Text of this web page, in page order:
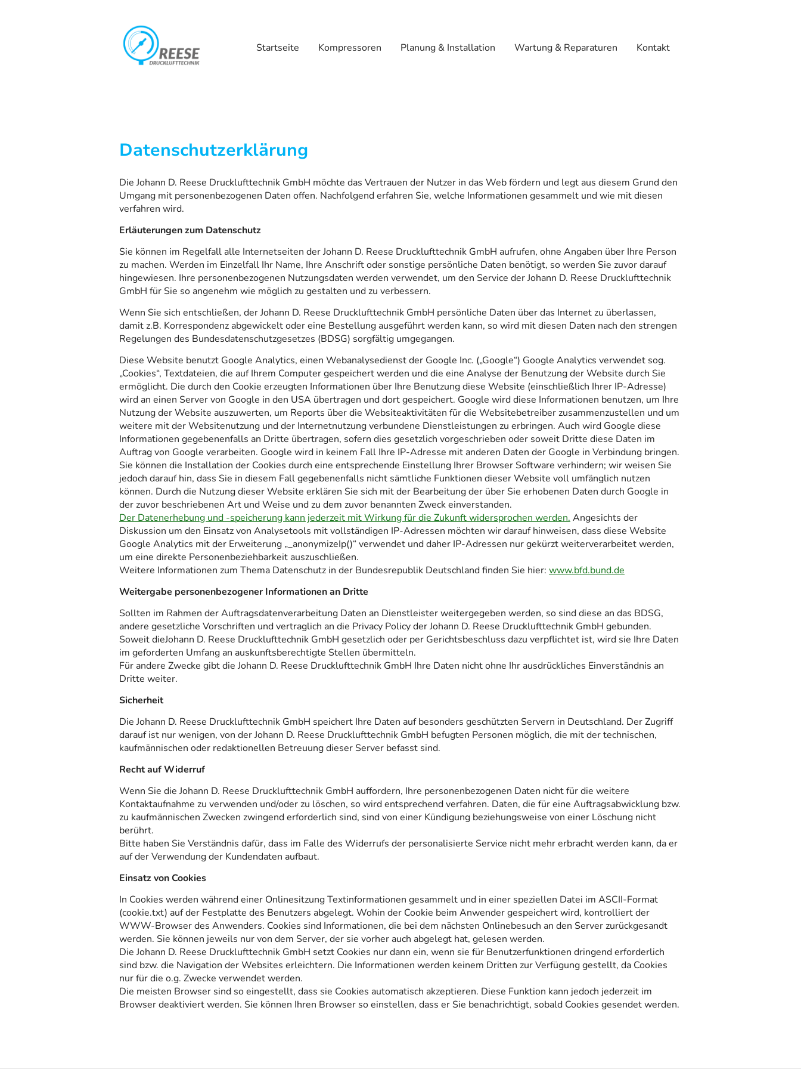
Startseite Kompressoren Planung & Installation Wartung & Reparaturen Kontakt
Datenschutzerklärung
Die Johann D. Reese Drucklufttechnik GmbH möchte das Vertrauen der Nutzer in das Web fördern und legt aus diesem Grund den
Umgang mit personenbezogenen Daten offen. Nachfolgend erfahren Sie, welche Informationen gesammelt und wie mit diesen
verfahren wird.
Erläuterungen zum Datenschutz
Sie können im Regelfall alle Internetseiten der Johann D. Reese Drucklufttechnik GmbH aufrufen, ohne Angaben über Ihre Person
zu machen. Werden im Einzelfall Ihr Name, Ihre Anschrift oder sonstige persönliche Daten benötigt, so werden Sie zuvor darauf
hingewiesen. Ihre personenbezogenen Nutzungsdaten werden verwendet, um den Service der Johann D. Reese Drucklufttechnik
GmbH für Sie so angenehm wie möglich zu gestalten und zu verbessern.
Wenn Sie sich entschließen, der Johann D. Reese Drucklufttechnik GmbH persönliche Daten über das Internet zu überlassen,
damit z.B. Korrespondenz abgewickelt oder eine Bestellung ausgeführt werden kann, so wird mit diesen Daten nach den strengen
Regelungen des Bundesdatenschutzgesetzes (BDSG) sorgfältig umgegangen.
Diese Website benutzt Google Analytics, einen Webanalysedienst der Google Inc. („Google“) Google Analytics verwendet sog.
„Cookies“, Textdateien, die auf Ihrem Computer gespeichert werden und die eine Analyse der Benutzung der Website durch Sie
ermöglicht. Die durch den Cookie erzeugten Informationen über Ihre Benutzung diese Website (einschließlich Ihrer IP-Adresse)
wird an einen Server von Google in den USA übertragen und dort gespeichert. Google wird diese Informationen benutzen, um Ihre
Nutzung der Website auszuwerten, um Reports über die Websiteaktivitäten für die Websitebetreiber zusammenzustellen und um
weitere mit der Websitenutzung und der Internetnutzung verbundene Dienstleistungen zu erbringen. Auch wird Google diese
Informationen gegebenenfalls an Dritte übertragen, sofern dies gesetzlich vorgeschrieben oder soweit Dritte diese Daten im
Auftrag von Google verarbeiten. Google wird in keinem Fall Ihre IP-Adresse mit anderen Daten der Google in Verbindung bringen.
Sie können die Installation der Cookies durch eine entsprechende Einstellung Ihrer Browser Software verhindern; wir weisen Sie
jedoch darauf hin, dass Sie in diesem Fall gegebenenfalls nicht sämtliche Funktionen dieser Website voll umfänglich nutzen
können. Durch die Nutzung dieser Website erklären Sie sich mit der Bearbeitung der über Sie erhobenen Daten durch Google in
der zuvor beschriebenen Art und Weise und zu dem zuvor benannten Zweck einverstanden.
Der Datenerhebung und -speicherung kann jederzeit mit Wirkung für die Zukunft widersprochen werden. Angesichts der
Diskussion um den Einsatz von Analysetools mit vollständigen IP-Adressen möchten wir darauf hinweisen, dass diese Website
Google Analytics mit der Erweiterung „_anonymizeIp()“ verwendet und daher IP-Adressen nur gekürzt weiterverarbeitet werden,
um eine direkte Personenbeziehbarkeit auszuschließen.
Weitere Informationen zum Thema Datenschutz in der Bundesrepublik Deutschland finden Sie hier: www.bfd.bund.de
Weitergabe personenbezogener Informationen an Dritte
Sollten im Rahmen der Auftragsdatenverarbeitung Daten an Dienstleister weitergegeben werden, so sind diese an das BDSG,
andere gesetzliche Vorschriften und vertraglich an die Privacy Policy der Johann D. Reese Drucklufttechnik GmbH gebunden.
Soweit dieJohann D. Reese Drucklufttechnik GmbH gesetzlich oder per Gerichtsbeschluss dazu verpflichtet ist, wird sie Ihre Daten
im geforderten Umfang an auskunftsberechtigte Stellen übermitteln.
Für andere Zwecke gibt die Johann D. Reese Drucklufttechnik GmbH Ihre Daten nicht ohne Ihr ausdrückliches Einverständnis an
Dritte weiter.
Sicherheit
Die Johann D. Reese Drucklufttechnik GmbH speichert Ihre Daten auf besonders geschützten Servern in Deutschland. Der Zugriff
darauf ist nur wenigen, von der Johann D. Reese Drucklufttechnik GmbH befugten Personen möglich, die mit der technischen,
kaufmännischen oder redaktionellen Betreuung dieser Server befasst sind.
Recht auf Widerruf
Wenn Sie die Johann D. Reese Drucklufttechnik GmbH auffordern, Ihre personenbezogenen Daten nicht für die weitere
Kontaktaufnahme zu verwenden und/oder zu löschen, so wird entsprechend verfahren. Daten, die für eine Auftragsabwicklung bzw.
zu kaufmännischen Zwecken zwingend erforderlich sind, sind von einer Kündigung beziehungsweise von einer Löschung nicht
berührt.
Bitte haben Sie Verständnis dafür, dass im Falle des Widerrufs der personalisierte Service nicht mehr erbracht werden kann, da er
auf der Verwendung der Kundendaten aufbaut.
Einsatz von Cookies
In Cookies werden während einer Onlinesitzung Textinformationen gesammelt und in einer speziellen Datei im ASCII-Format
(cookie.txt) auf der Festplatte des Benutzers abgelegt. Wohin der Cookie beim Anwender gespeichert wird, kontrolliert der
WWW-Browser des Anwenders. Cookies sind Informationen, die bei dem nächsten Onlinebesuch an den Server zurückgesandt
werden. Sie können jeweils nur von dem Server, der sie vorher auch abgelegt hat, gelesen werden.
Die Johann D. Reese Drucklufttechnik GmbH setzt Cookies nur dann ein, wenn sie für Benutzerfunktionen dringend erforderlich
sind bzw. die Navigation der Websites erleichtern. Die Informationen werden keinem Dritten zur Verfügung gestellt, da Cookies
nur für die o.g. Zwecke verwendet werden.
Die meisten Browser sind so eingestellt, dass sie Cookies automatisch akzeptieren. Diese Funktion kann jedoch jederzeit im
Browser deaktiviert werden. Sie können Ihren Browser so einstellen, dass er Sie benachrichtigt, sobald Cookies gesendet werden.